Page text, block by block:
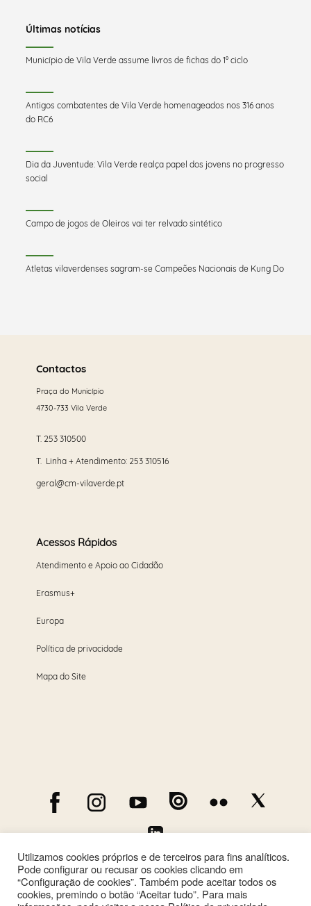
Últimas notícias
Município de Vila Verde assume livros de fichas do 1º ciclo
Antigos combatentes de Vila Verde homenageados nos 316 anos
do RC6
Dia da Juventude: Vila Verde realça papel dos jovens no progresso
social
Campo de jogos de Oleiros vai ter relvado sintético
Atletas vilaverdenses sagram-se Campeões Nacionais de Kung Do
maisContactos
Praça do Município
4730-733 Vila Verde
T. 253 310500
T. Linha + Atendimento: 253 310516
geral@cm-vilaverde.pt
Acessos Rápidos
Atendimento e Apoio ao Cidadão
Erasmus+
Europa
Política de privacidade
Mapa do Site
Utilizamos cookies próprios e de terceiros para fins analíticos.
Pode configurar ou recusar os cookies clicando em
“Configuração de cookies”. Também pode aceitar todos os
cookies, premindo o botão “Aceitar tudo”. Para mais